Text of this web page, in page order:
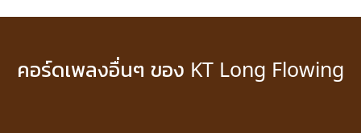
คอร์ดเพลงอื่นๆ ของ KT Long Flowing